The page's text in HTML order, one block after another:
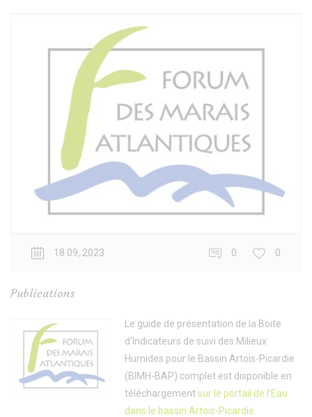
18 09, 2023 0 0
Publications
Le guide de présentation de la Boite
d’Indicateurs de suivi des Milieux
Humides pour le Bassin Artois-Picardie
(BIMH-BAP) complet est disponible en
téléchargementsur le portail de l’Eau
dans le bassin Artois-Picardie